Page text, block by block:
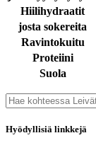
Hiilihydraatit
josta sokereita
Ravintokuitu
Proteiini
Suola
Hyödyllisiä linkkejä